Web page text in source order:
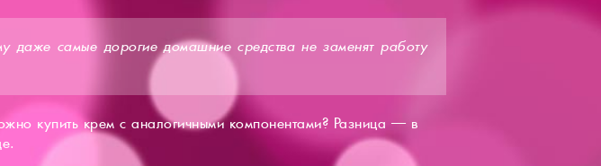
даже самые дорогие домашние средства не заменят работу
купить крем с аналогичными компонентами? Разница — в